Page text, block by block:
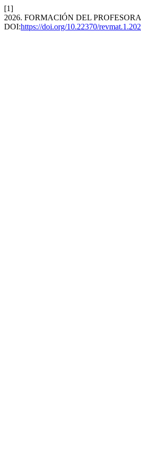
[1]
2026. FORMACIÓN DEL
DOI:https://doi.org/10.22370/